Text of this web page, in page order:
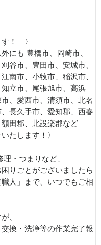
す！ 〉
にも 豊橋市、岡崎市、
谷市、豊田市、安城市、
南市、小牧市、稲沢市、
立市、尾張旭市、高浜
、愛西市、清須市、北名
長久手市、愛知郡、西春
田郡、北設楽郡など
たします！〉
・つまりなど、
りごとがございましたら
人」まで、いつでもご相
、
換・洗浄等の作業完了報